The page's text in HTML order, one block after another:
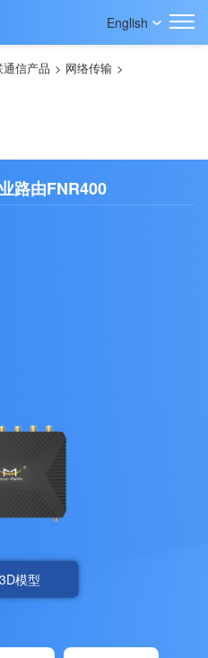
English
通信产品 > 网络传输 >
路由FNR400
模型